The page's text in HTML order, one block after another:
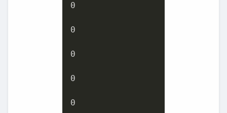
0
0
0
0
0